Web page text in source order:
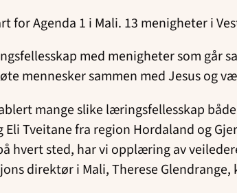
for Agenda 1 i Mali. 13 menigheter i
med menigheter som går
mennesker sammen med Jesus og
mange slike læringsfellesskap
Tveitane fra region Hordaland og
hvert sted, har vi opplæring av
direktør i Mali, Therese